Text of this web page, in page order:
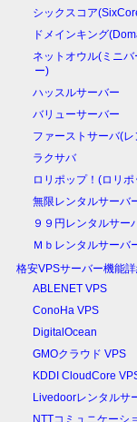
シックスコア
ドメインキング
ネットオウル(ミニ
ー)
ハッスルサーバー
バリューサーバー
ファーストサーバ(
ラクサバ
ロリポップ！(ロリ
無限レンタルサーバ
９９円レンタルサー
Ｍｂレンタルサーバ
格安VPSサーバー機能
ABLENET VPS
ConoHa VPS
DigitalOcean
GMOクラウド VPS
KDDI CloudCore
Livedoorレンタルサ
NTTコミュニケーシ